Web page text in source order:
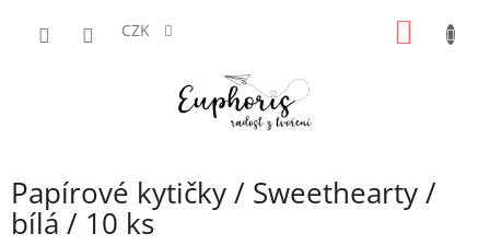
CZK
Papírové kytičky / Sweethearty /
bílá / 10 ks